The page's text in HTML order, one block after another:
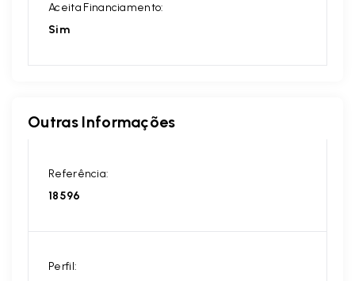
Aceita Financiamento:
Sim
Outras Informações
Referência:
18596
Perfil: